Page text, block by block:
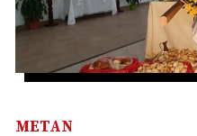
METAN